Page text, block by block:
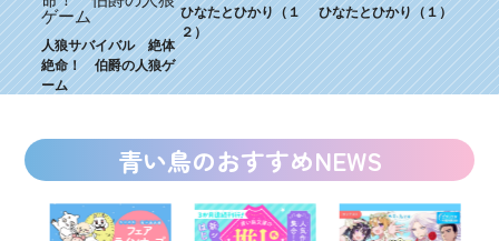
人狼サバイバル 絶体
絶命！ 伯爵の人狼ゲ
ーム
ひなたとひかり（１
２）
ひなたとひかり（１）
青い鳥のおすすめNEWS